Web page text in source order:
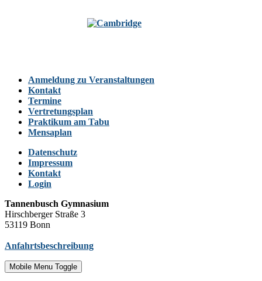
Anmeldung zu Veranstaltungen
Kontakt
Termine
Vertretungsplan
Praktikum am Tabu
Mensaplan
Datenschutz
Impressum
Kontakt
Login
Tannenbusch Gymnasium
Hirschberger Straße 3
53119 Bonn
Anfahrtsbeschreibung
Mobile Menu Toggle